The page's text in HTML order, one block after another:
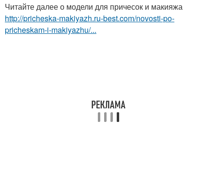
Читайте далее о модели для причесок и макияжа
http://pricheska-makiyazh.ru-best.com/novosti-po-
pricheskam-i-makiyazhu/...